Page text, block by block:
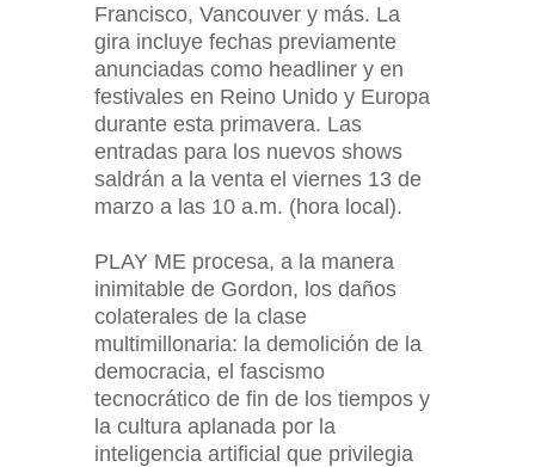
Francisco, Vancouver y más. La
gira incluye fechas previamente
anunciadas como headliner y en
festivales en Reino Unido y Europa
durante esta primavera. Las
entradas para los nuevos shows
saldrán a la venta el viernes 13 de
marzo a las 10 a.m. (hora local).
PLAY ME procesa, a la manera
inimitable de Gordon, los daños
colaterales de la clase
multimillonaria: la demolición de la
democracia, el fascismo
tecnocrático de fin de los tiempos y
la cultura aplanada por la
inteligencia artificial que privilegia